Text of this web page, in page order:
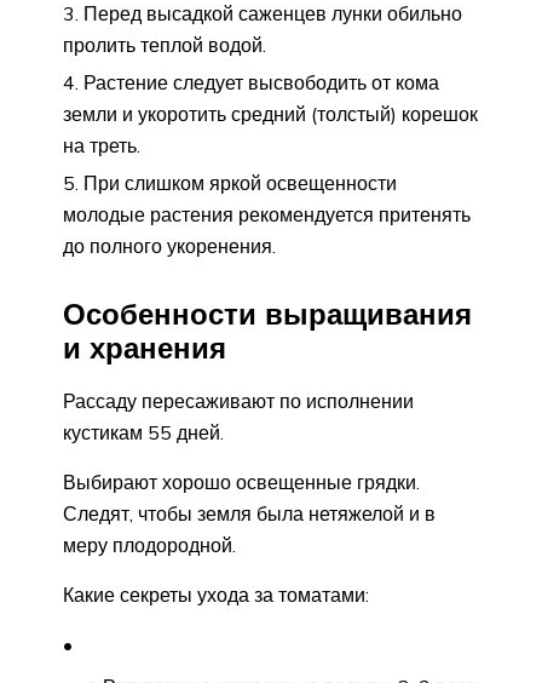
Перед высадкой саженцев лунки обильно
пролить теплой водой.
Растение следует высвободить от кома
земли и укоротить средний (толстый) корешок
на треть.
При слишком яркой освещенности
молодые растения рекомендуется притенять
до полного укоренения.
Особенности выращивания
и хранения
Рассаду пересаживают по исполнении
кустикам 55 дней.
Выбирают хорошо освещенные грядки.
Следят, чтобы земля была нетяжелой и в
меру плодородной.
Какие секреты ухода за томатами: